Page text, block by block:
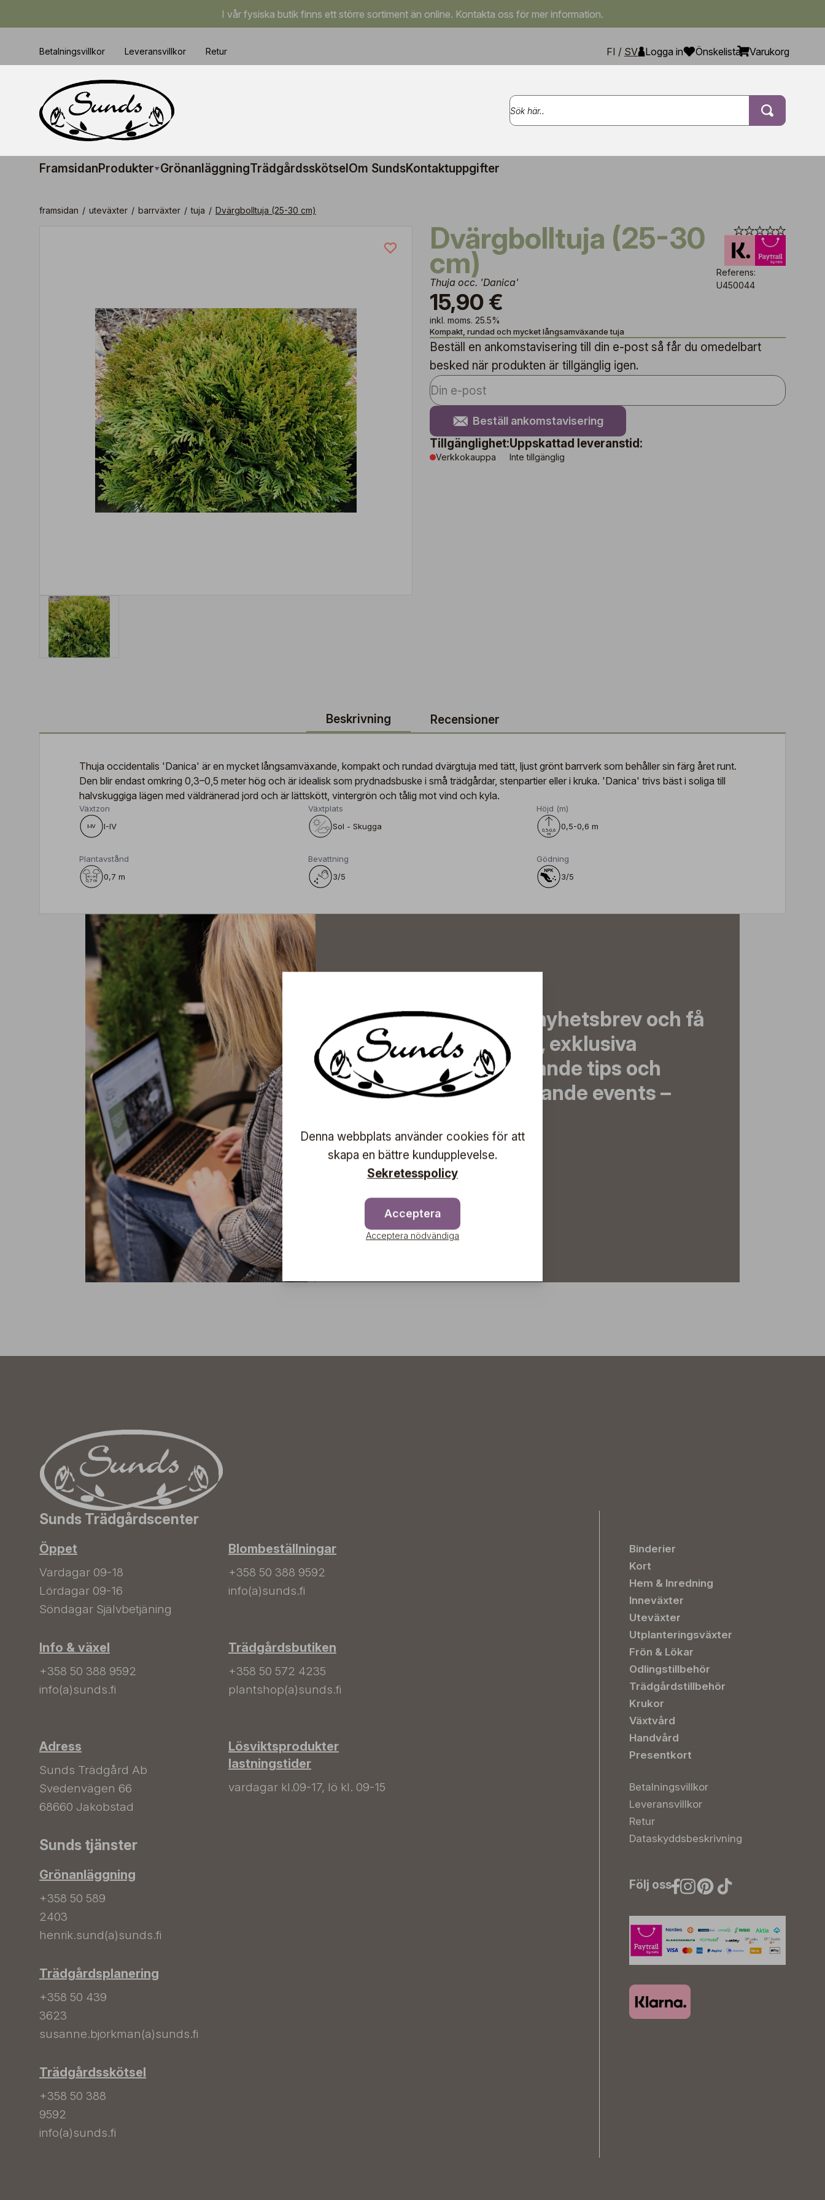
I vår fysiska butik finns ett större sortiment än online. Kontakta oss för mer information.
Betalningsvillkor Leveransvillkor Retur FI / SV Logga in Önskelista Varukorg
FramsidanProdukter GrönanläggningTrädgårdsskötsel Om SundsKontaktuppgifter
framsidan / uteväxter / barrväxter / tuja / Dvärgbolltuja (25-30 cm)
Dvärgbolltuja (25-30
cm)
Thuja occ. 'Danica'
15,90 €
inkl. moms. 25.5%
Referens:
U450044
Kompakt, rundad och mycket långsamväxande tuja
Beställ en ankomstavisering till din e-post så får du omedelbart
besked när produkten är tillgänglig igen.
Beställ ankomstavisering
Tillgänglighet:
Verkkokauppa
Uppskattad leveranstid:
Inte tillgänglig
Beskrivning Recensioner
Thuja occidentalis 'Danica' är en mycket långsamväxande, kompakt och rundad dvärgtuja med tätt, ljust grönt barrverk som behåller sin färg året runt.
Den blir endast omkring 0,3–0,5 meter hög och är idealisk som prydnadsbuske i små trädgårdar, stenpartier eller i kruka. 'Danica' trivs bäst i soliga till
halvskuggiga lägen med väldränerad jord och är lättskött, vintergrön och tålig mot vind och kyla.
Växtzon
I-IV
Växtplats
Sol - Skugga
Höjd (m)
0,5-0,6 m
Plantavstånd
0,7 m
Bevattning
3/5
Gödning
3/5
Prenumerera på vårt nyhetsbrev och få
de senaste nyheterna, exklusiva
erbjudanden, inspirerande tips och
information om kommande events –
Prenumerera
Sunds Trädgårdscenter
Öppet
Vardagar 09-18
Lördagar 09-16
Söndagar Självbetjäning
Info & växel
+358 50 388 9592
info(a)sunds.fi
Adress
Sunds Trädgård Ab
Svedenvägen 66
68660 Jakobstad
Blombeställningar
+358 50 388 9592
info(a)sunds.fi
Trädgårdsbutiken
+358 50 572 4235
plantshop(a)sunds.fi
Lösviktsprodukter
lastningstider
vardagar kl.09-17, lö kl. 09-15
Sunds tjänster
Grönanläggning
+358 50 589
2403
henrik.sund(a)sunds.fi
Trädgårdsplanering
+358 50 439
3623
susanne.bjorkman(a)sunds.fi
Trädgårdsskötsel
+358 50 388
9592
info(a)sunds.fi
Binderier
Kort
Hem & Inredning
Inneväxter
Uteväxter
Utplanteringsväxter
Frön & Lökar
Odlingstillbehör
Trädgårdstillbehör
Krukor
Växtvård
Handvård
Presentkort
Betalningsvillkor
Leveransvillkor
Retur
Dataskyddsbeskrivning
Följ oss
Denna webbplats använder cookies för att
skapa en bättre kundupplevelse.
Sekretesspolicy
Acceptera
Acceptera nödvändiga